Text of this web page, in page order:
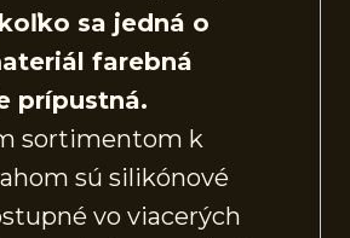
sa jedná o
farebná
prípustná.
sortimentom k
sú silikónové
vo viacerých